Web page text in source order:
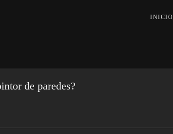
INICIO
de paredes?